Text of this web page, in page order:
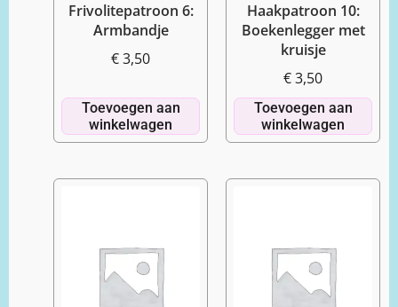
Frivolitepatroon 6:
Armbandje
€3,50
Toevoegen aan
winkelwagen
Haakpatroon 10:
Boekenlegger met
kruisje
€3,50
Toevoegen aan
winkelwagen